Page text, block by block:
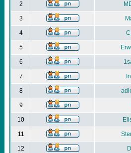
2
3
4
5
6
7
8
9
10
11
12